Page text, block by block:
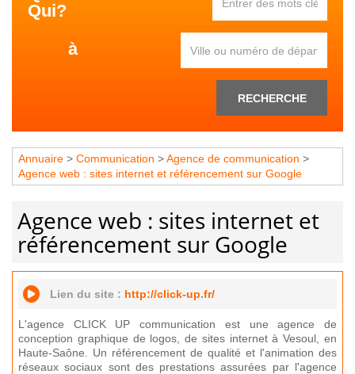
Qui?
à
RECHERCHE
Annuaire > Communication >Agence de communication >
Agence web : sites internet et référencement sur Google
Agence web : sites internet et
référencement sur Google
Lien du site : http://click-up.fr/
L'agence CLICK UP communication est une agence de
conception graphique de logos, de sites internet à Vesoul, en
Haute-Saône. Un référencement de qualité et l'animation des
réseaux sociaux sont des prestations assurées par l'agence